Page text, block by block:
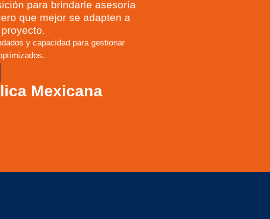
para brindarle asesoría
que mejor se adapten a
y capacidad para gestionar
Mexicana